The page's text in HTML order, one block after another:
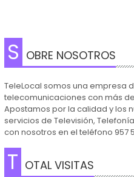
S OBRE NOSOTROS
TeleLocal somos una empresa
telecomunicaciones con más
Apostamos por la calidad y los
servicios de Televisión,
con nosotros en el teléfono 957
T OTAL VISITAS